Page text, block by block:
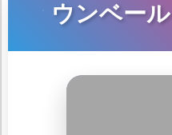
ウンベール